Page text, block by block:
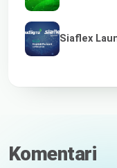
Siaflex
Komentari